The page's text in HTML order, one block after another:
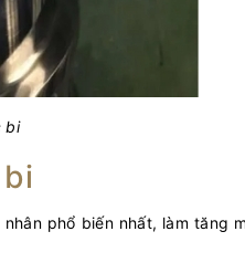
bi
phổ biến nhất, làm tăng